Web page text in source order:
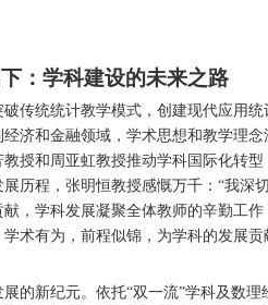
：学科建设的未来之路
破传统统计教学模式，创建现代应用统
经济和金融领域，学术思想和教学理念
教授和周亚虹教授推动学科国际化转型
历程，张明恒教授感慨万千： “我深
，学科发展凝聚全体教师的辛勤工作
术有为，前程似锦，为学科的发展贡
的新纪元。 依托“双一流”学科及数理